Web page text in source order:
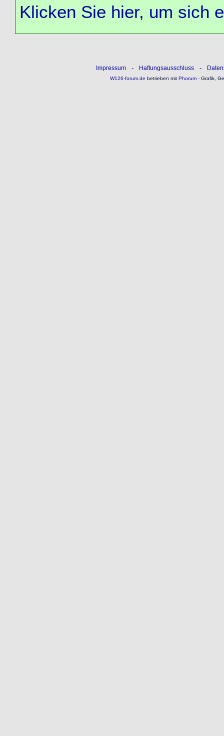
Klicken Sie hier, um sich
Impressum - Haftungsausschluss -
W126-forum.de betrieben mitPhorum- Grafik,